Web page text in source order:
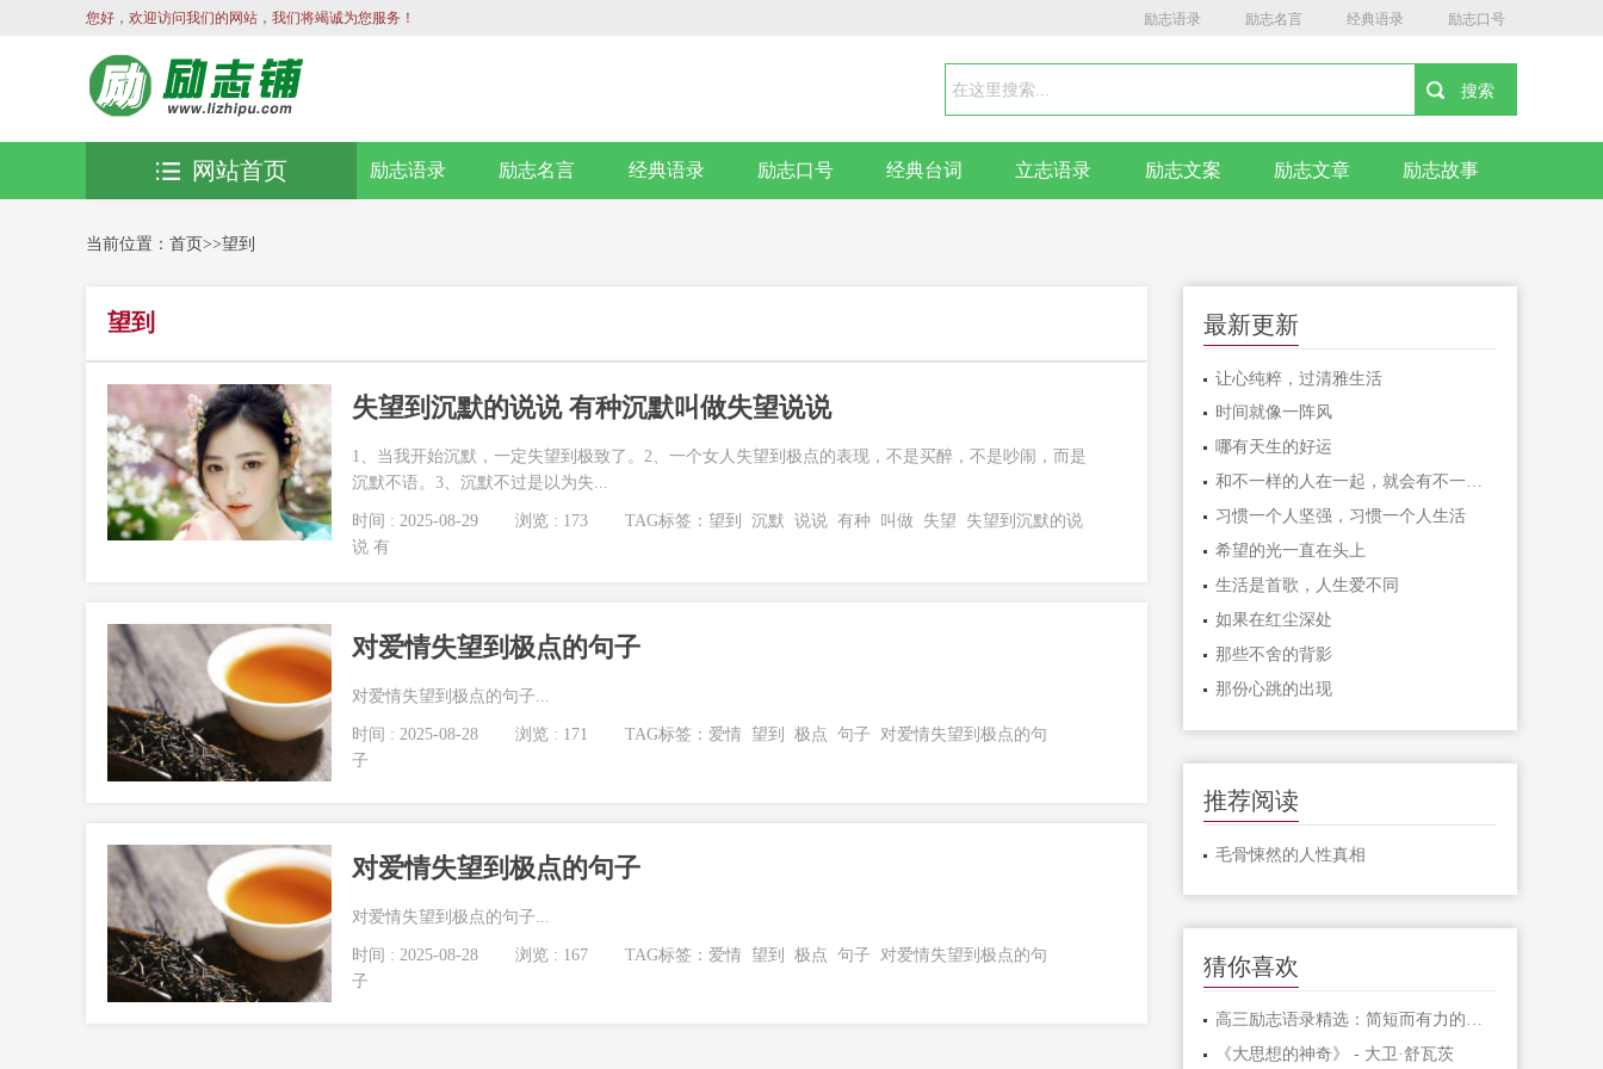
您好，欢迎访问我们的网站，我们将竭诚为您服务！ 励志语录 励志名言 经典语录 励志口号
励志语录 励志名言 经典语录 励志口号 经典台词 立志语录 励志文案 励志文章 励志故事
网站首页
当前位置： 首页>>望到
望到
失望到沉默的说说 有种沉默叫做失望说说
1、当我开始沉默，一定失望到极致了。2、一个女人失望到极点的表现，不是买醉，不是吵闹，而是
沉默不语。3、沉默不过是以为失...
时间 : 2025-08-29 浏览 : 173 TAG标签：望到 沉默 说说 有种 叫做 失望
失望到沉默的说
说 有
对爱情失望到极点的句子
对爱情失望到极点的句子...
时间 : 2025-08-28 浏览 : 171 TAG标签：爱情 望到 极点 句子
对爱情失望到极点的句
子
对爱情失望到极点的句子
对爱情失望到极点的句子...
时间 : 2025-08-28 浏览 : 167 TAG标签：爱情 望到 极点 句子
对爱情失望到极点的句
子
最新更新
让心纯粹，过清雅生活
时间就像一阵风
哪有天生的好运
和不一样的人在一起，就会有不一样的人生
习惯一个人坚强，习惯一个人生活
希望的光一直在头上
生活是首歌，人生爱不同
如果在红尘深处
那些不舍的背影
那份心跳的出现
推荐阅读
毛骨悚然的人性真相
猜你喜欢
高三励志语录精选：简短而有力的激励句子
《大思想的神奇》 - 大卫·舒瓦茨